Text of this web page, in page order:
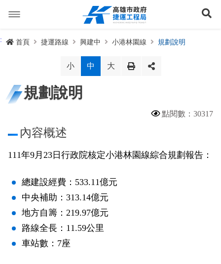
容
捷運路線進度圖
路網簡介
路網規劃
未來發展
規劃中
捷運紫線
前鎮漁港聯外軌道
興建中
各線計畫進度
岡山路竹延伸線(第二B階段)
已通車
岡山路竹延伸線(第一階段)
訊息專區
公聽會與說明會
政府資訊公開
生態檢核專區
政風園地
局長信箱
禁限建專區
增額容積申請
常見問答
交流互動
照片集錦
影音專區
輕軌知識站
關於我們
首長簡介
本局沿革
English
首頁 捷運路線 興建中 小港林園線 規劃說明
小 中 大
規劃說明
點閱數：30317
內容概述
111年9月23日行政院核定小港林園線綜合規劃報告：
總建設經費：533.11億元
中央補助：313.14億元
地方自籌：219.97億元
路線全長：11.59公里
車站數：7座